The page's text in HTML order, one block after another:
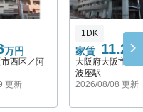
万円
西区／阿
更新
家賃 11.2 万
1DK
大阪府大阪市西
波座駅
2026/08/08 更新